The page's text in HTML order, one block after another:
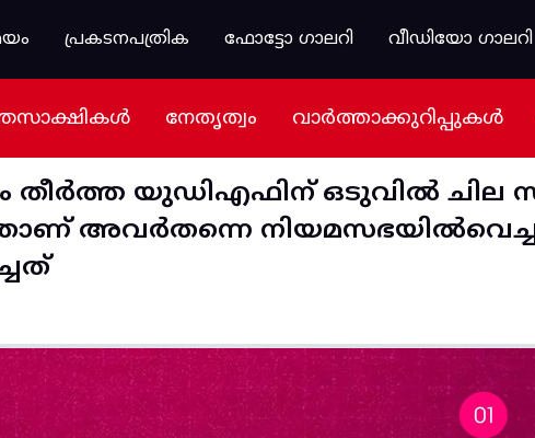
പ്രകടനപത്രിക ഫോട്ടോ ഗാലറി വീഡിയോ ഗാലറി
നേതൃത്വം വാർത്താക്കുറിപ്പുകൾ
തീർത്ത യുഡിഎഫിന് ഒടുവിൽ ചില
അവർതന്നെ